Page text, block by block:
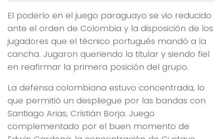
El poderío en el juego paraguayo se vio reducido
ante el orden de Colombia y la disposición de los
jugadores que el técnico portugués mandó a la
cancha. Jugaron queriendo la titular y siendo fiel
en reafirmar la primera posición del grupo.
La defensa colombiana estuvo concentrada, lo
que permitió un despliegue por las bandas con
Santiago Arias, Cristián Borja. Juego
complementado por el buen momento de